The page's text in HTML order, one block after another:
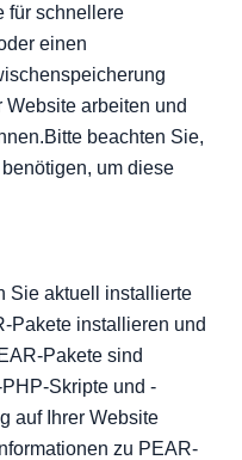
für schnellere
einen
arbeiten und
beachten Sie,
um diese
Sie aktuell installierte
Pakete installieren und
Pakete sind
Skripte und -
auf Ihrer Website
zu PEAR-